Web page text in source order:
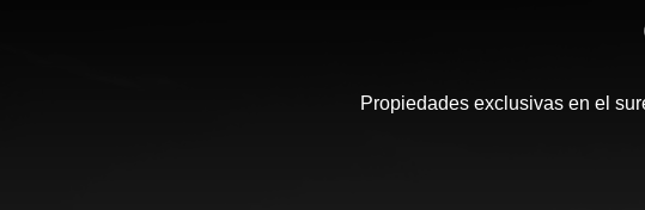
Propiedades exclusivas en el